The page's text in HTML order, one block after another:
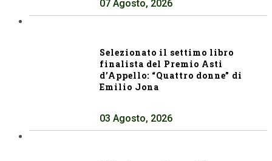
07 Agosto, 2026
Selezionato il settimo libro
finalista del Premio Asti
d’Appello: “Quattro donne” di
Emilio Jona
03 Agosto, 2026